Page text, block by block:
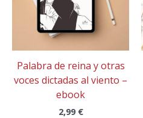
Palabra de reina y otras
voces dictadas al viento –
ebook
2,99 €